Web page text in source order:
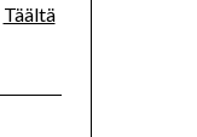
Täältä